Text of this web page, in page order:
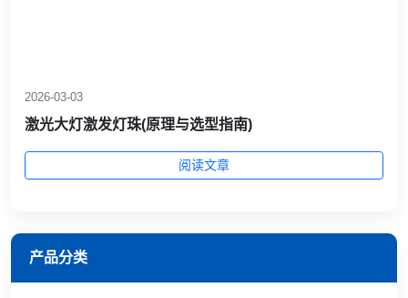
2026-03-03
激光大灯激发灯珠(原理与选型指南)
阅读文章
产品分类